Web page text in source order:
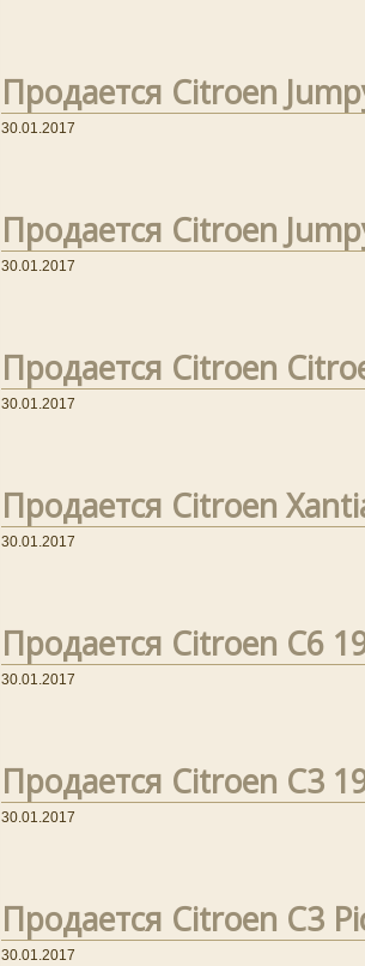
Продается Citroen
30.01.2017
Продается Citroen
30.01.2017
Продается Citroen
30.01.2017
Продается Citroen
30.01.2017
Продается Citroen C6
30.01.2017
Продается Citroen C3
30.01.2017
Продается Citroen C3
30.01.2017